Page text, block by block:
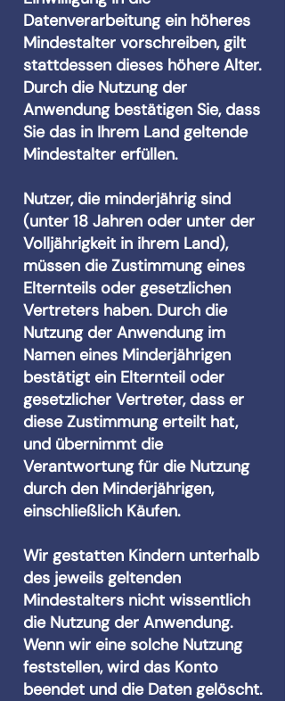
Datenverarbeitung ein höheres
Mindestalter vorschreiben, gilt
stattdessen dieses höhere Alter.
Durch die Nutzung der
Anwendung bestätigen Sie, dass
Sie das in Ihrem Land geltende
Mindestalter erfüllen.
Nutzer, die minderjährig sind
(unter 18 Jahren oder unter der
Volljährigkeit in ihrem Land),
müssen die Zustimmung eines
Elternteils oder gesetzlichen
Vertreters haben. Durch die
Nutzung der Anwendung im
Namen eines Minderjährigen
bestätigt ein Elternteil oder
gesetzlicher Vertreter, dass er
diese Zustimmung erteilt hat,
und übernimmt die
Verantwortung für die Nutzung
durch den Minderjährigen,
einschließlich Käufen.
Wir gestatten Kindern unterhalb
des jeweils geltenden
Mindestalters nicht wissentlich
die Nutzung der Anwendung.
Wenn wir eine solche Nutzung
feststellen, wird das Konto
beendet und die Daten gelöscht.